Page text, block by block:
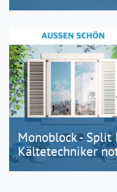
Monoblock -
Kältetechniker